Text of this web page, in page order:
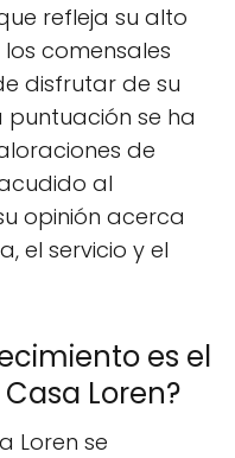
refleja su alto
comensales
disfrutar de su
se ha
de
al
opinión acerca
el servicio y el
es el
Loren?
Loren se